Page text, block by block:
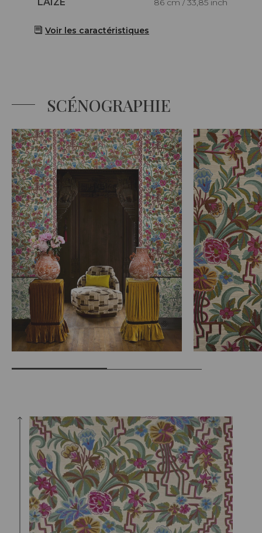
86 cm / 33,85 inch
Voir les caractéristiques
SCÉNOGRAPHIE